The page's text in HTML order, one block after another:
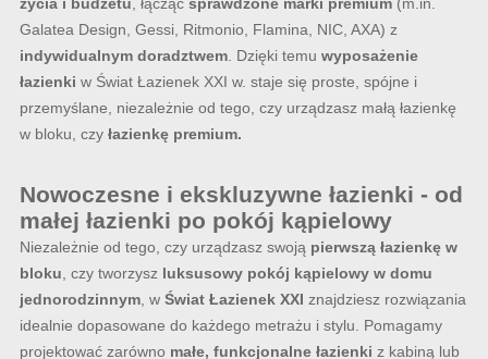
życia i budżetu, łącząc sprawdzone marki premium(m.in.
Galatea Design, Gessi, Ritmonio, Flamina, NIC, AXA) z
indywidualnym doradztwem. Dzięki temu wyposażenie
łazienki w Świat Łazienek XXI w. staje się proste, spójne i
przemyślane, niezależnie od tego, czy urządzasz małą łazienkę
w bloku, czy łazienkę premium.
Nowoczesne i ekskluzywne łazienki - od
małej łazienki po pokój kąpielowy
Niezależnie od tego, czy urządzasz swoją pierwszą łazienkę w
bloku, czy tworzysz luksusowy pokój kąpielowy w domu
jednorodzinnym, w Świat Łazienek XXI znajdziesz rozwiązania
idealnie dopasowane do każdego metrażu i stylu. Pomagamy
projektować zarówno małe, funkcjonalne łazienki z kabiną lub